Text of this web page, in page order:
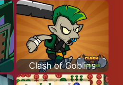
Clash of Goblins